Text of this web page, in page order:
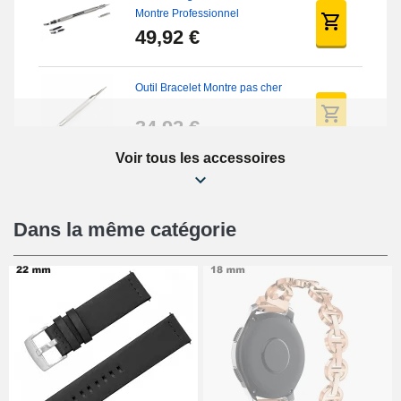
Montre Professionnel
49,92 €
Outil Bracelet Montre pas cher
34,92 €
Kit Réparation Montre Débutant
16,90 €
Pied à Coulisse Numérique
9,90 €
Pince à Poinçonner (pince trou)
Voir tous les accessoires
Dans la même catégorie